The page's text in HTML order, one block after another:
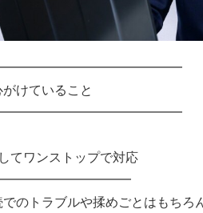
けていること
てワンストップで対応
のトラブルや揉めごとはもちろ